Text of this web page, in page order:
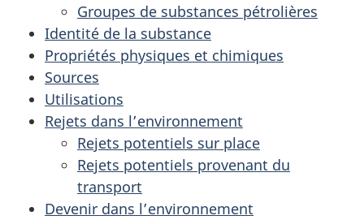
Groupes de substances pétrolières
Identité de la substance
Propriétés physiques et chimiques
Sources
Utilisations
Rejets dans l’environnement
Rejets potentiels sur place
Rejets potentiels provenant du
transport
Devenir dans l’environnement